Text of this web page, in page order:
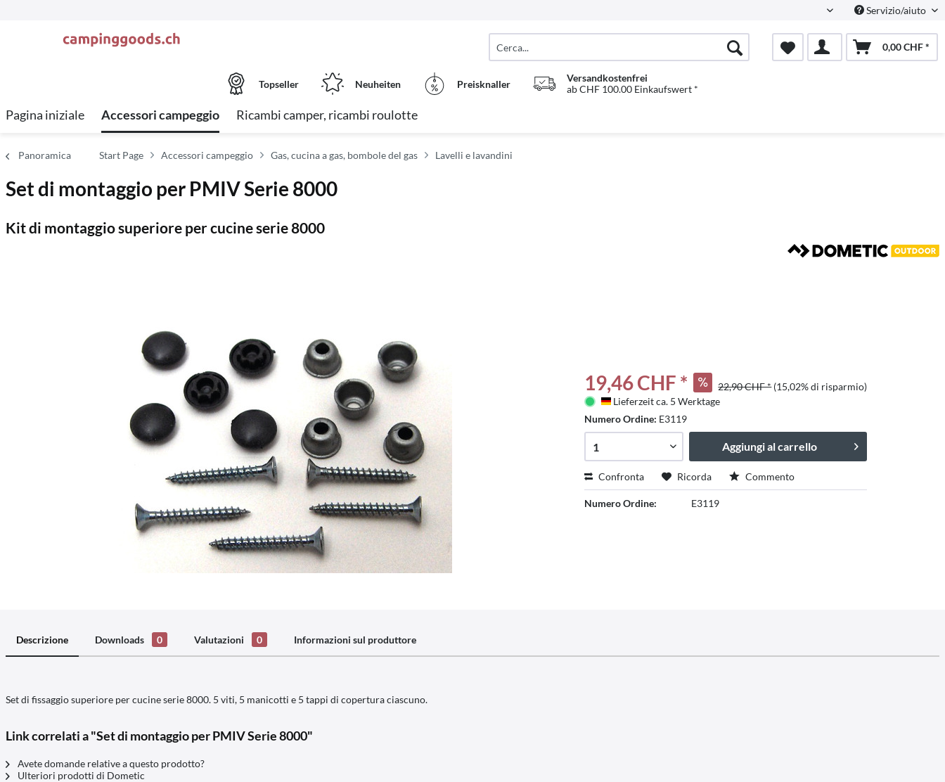
ItalienischServizio/aiuto
0,00 CHF *
Topseller Neuheiten Preisknaller
Versandkostenfrei
ab CHF 100.00 Einkaufswert *
Pagina iniziale Accessori campeggio Ricambi camper, ricambi roulotte
Panoramica Start Page Accessori campeggio Gas, cucina a gas, bombole del gas Lavelli e lavandini
Set di montaggio per PMIV Serie 8000
Kit di montaggio superiore per cucine serie 8000
19,46 CHF * 22,90 CHF * (15,02% di risparmio)
Deutschland
Lieferzeit ca. 5 Werktage
Numero Ordine: E3119
Aggiungi al carrello
Confronta Ricorda Commento
Numero Ordine: E3119
Descrizione Downloads 0 Valutazioni 0 Informazioni sul produttore
Set di fissaggio superiore per cucine serie 8000. 5 viti, 5 manicotti e 5 tappi di copertura ciascuno.
Link correlati a "Set di montaggio per PMIV Serie 8000"
Avete domande relative a questo prodotto?
Ulteriori prodotti di Dometic